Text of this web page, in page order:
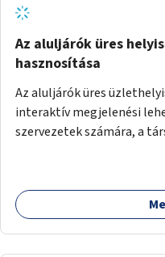
Az aluljárók üres
hasznosítása
Az aluljárók üres
interaktív megjelenési
szervezetek számára, a
például rajzokkal,
vagy akciónapokkal –